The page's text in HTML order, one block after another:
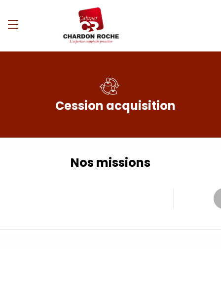
Cession acquisition
Nos missions